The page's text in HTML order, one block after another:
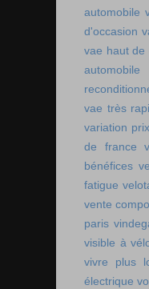
automobile
d'occasion
vae haut de
automobile
vae très
variation
de france
bénéfices
fatigue
vente
paris
visible à
vivre plus
électrique